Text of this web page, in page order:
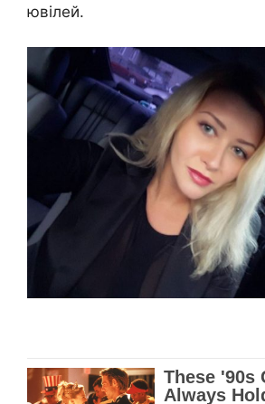
ювілей.